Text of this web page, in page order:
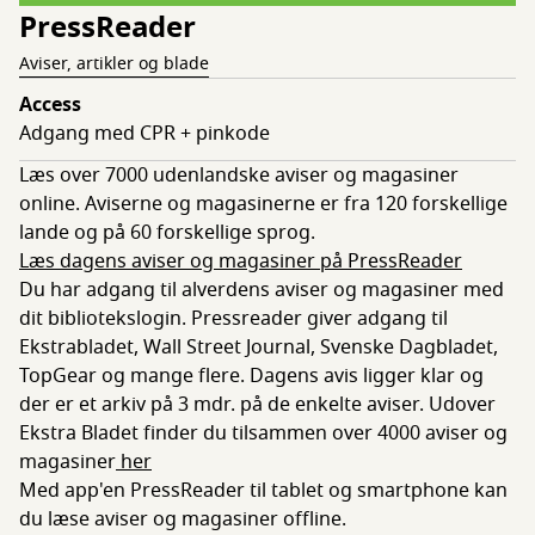
PressReader
Aviser, artikler og blade
Access
Adgang med CPR + pinkode
Læs over 7000 udenlandske aviser og magasiner
online. Aviserne og magasinerne er fra 120 forskellige
lande og på 60 forskellige sprog.
Læs dagens aviser og magasiner på PressReader
Du har adgang til alverdens aviser og magasiner med
dit bibliotekslogin. Pressreader giver adgang til
Ekstrabladet, Wall Street Journal, Svenske Dagbladet,
TopGear og mange flere. Dagens avis ligger klar og
der er et arkiv på 3 mdr. på de enkelte aviser. Udover
Ekstra Bladet finder du tilsammen over 4000 aviser og
magasinerher
Med app'en PressReader til tablet og smartphone kan
du læse aviser og magasiner offline.